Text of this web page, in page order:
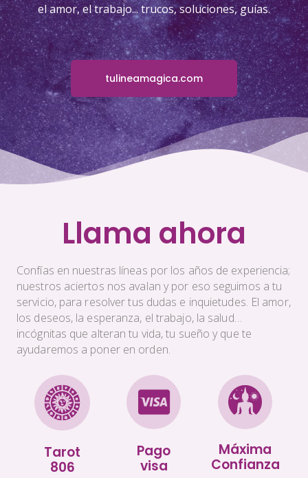
el amor, el trabajo... trucos, soluciones, guías.
tulineamagica.com
Llama ahora
Confías en nuestras líneas por los años de experiencia;
nuestros aciertos nos avalan y por eso seguimos a tu
servicio, para resolver tus dudas e inquietudes. El amor,
los deseos, la esperanza, el trabajo, la salud…
incógnitas que alteran tu vida, tu sueño y que te
ayudaremos a poner en orden.
Tarot
806
Pago
visa
Máxima
Confianza